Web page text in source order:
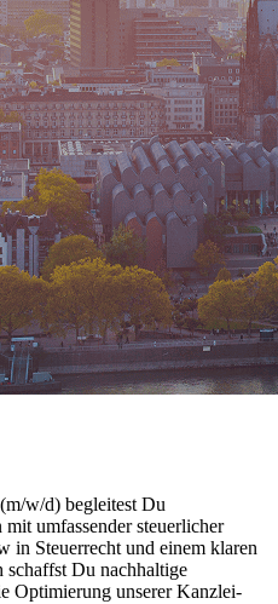
w/d) begleitest Du
umfassender steuerlicher
Steuerrecht und einem klaren
Du nachhaltige
Optimierung unserer Kanzlei-